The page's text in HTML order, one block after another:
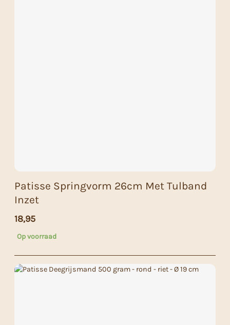
Patisse Springvorm 26cm Met Tulband
Inzet
18,95
Op voorraad